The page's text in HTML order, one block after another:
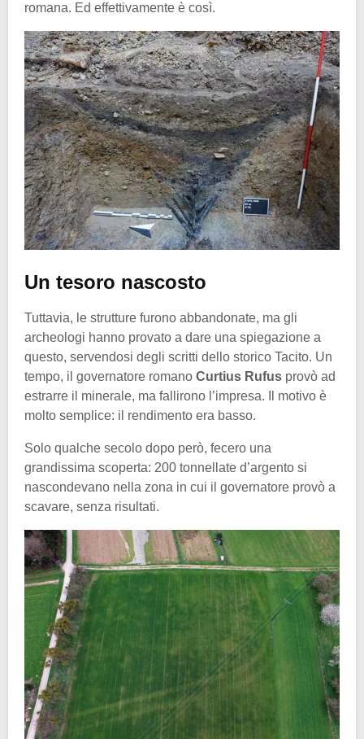
romana. Ed effettivamente è così.
Un tesoro nascosto
Tuttavia, le strutture furono abbandonate, ma gli
archeologi hanno provato a dare una spiegazione a
questo, servendosi degli scritti dello storico Tacito. Un
tempo, il governatore romano Curtius Rufus provò ad
estrarre il minerale, ma fallirono l’impresa. Il motivo è
molto semplice: il rendimento era basso.
Solo qualche secolo dopo però, fecero una
grandissima scoperta: 200 tonnellate d’argento si
nascondevano nella zona in cui il governatore provò a
scavare, senza risultati.